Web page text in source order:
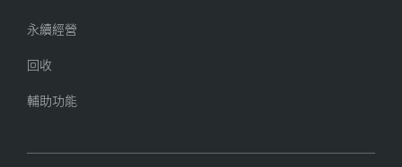
永續經營
回收
輔助功能